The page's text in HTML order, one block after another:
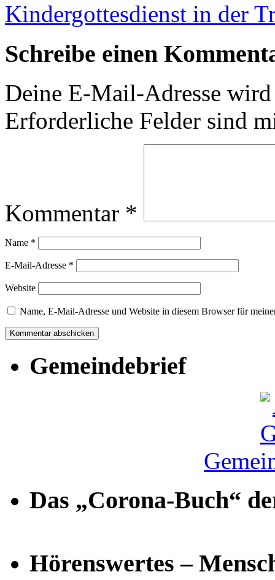
Kindergottesdienst in der
Schreibe einen
Deine E-Mail-Adresse
Erforderliche Felder sind
Kommentar *
Name *
E-Mail-Adresse *
Website
Name, E-Mail-Adresse und Website in diesem Browser für
Gemeindebrief
Das „Corona-Buch“
Hörenswertes –